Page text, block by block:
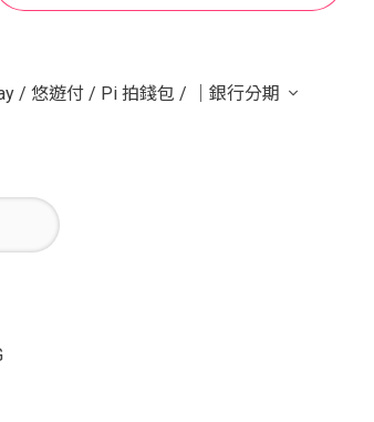
/ 悠遊付 / Pi 拍錢包 / ｜銀行分期